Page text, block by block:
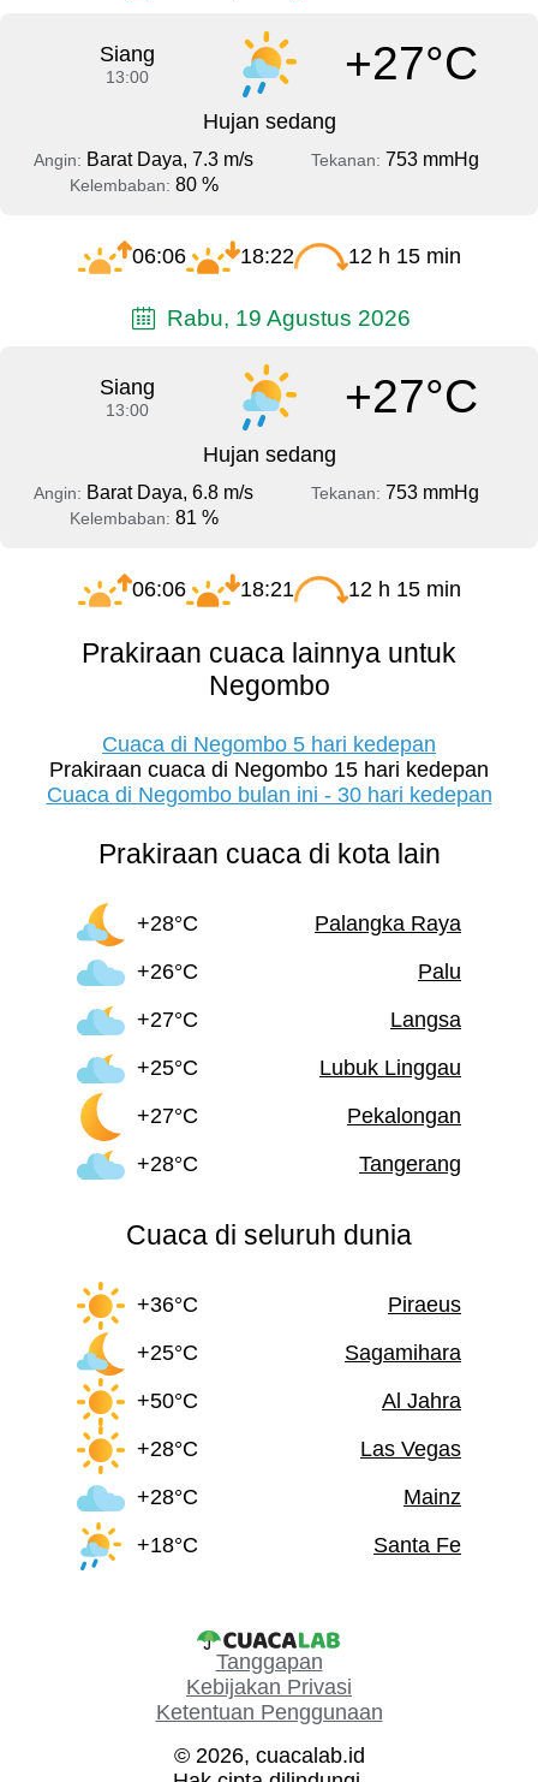
Siang
13:00 +27°C
Hujan sedang
Angin: Barat Daya, 7.3 m/s Tekanan: 753 mmHg
Kelembaban: 80 %
06:06 18:22 12 h 15 min
Rabu, 19 Agustus 2026
Siang
13:00 +27°C
Hujan sedang
Angin: Barat Daya, 6.8 m/s Tekanan: 753 mmHg
Kelembaban: 81 %
06:06 18:21 12 h 15 min
Prakiraan cuaca lainnya untuk
Negombo
Cuaca di Negombo 5 hari kedepan
Prakiraan cuaca di Negombo 15 hari kedepan
Cuaca di Negombo bulan ini - 30 hari kedepan
Prakiraan cuaca di kota lain
+28°C
Palangka Raya
+26°C
Palu
+27°C
Langsa
+25°C
Lubuk Linggau
+27°C
Pekalongan
+28°C
Tangerang
Cuaca di seluruh dunia
+36°C
Piraeus
+25°C
Sagamihara
+50°C
Al Jahra
+28°C
Las Vegas
+28°C
Mainz
+18°C
Santa Fe
Tanggapan
Kebijakan Privasi
Ketentuan Penggunaan
© 2026, cuacalab.id